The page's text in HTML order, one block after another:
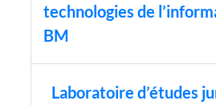
technologies de
BM
Laboratoire d’études